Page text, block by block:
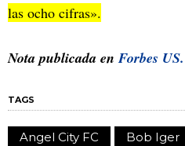
las ocho cifras».
Nota publicada enForbes US.
TAGS
Angel City FC Bob Iger